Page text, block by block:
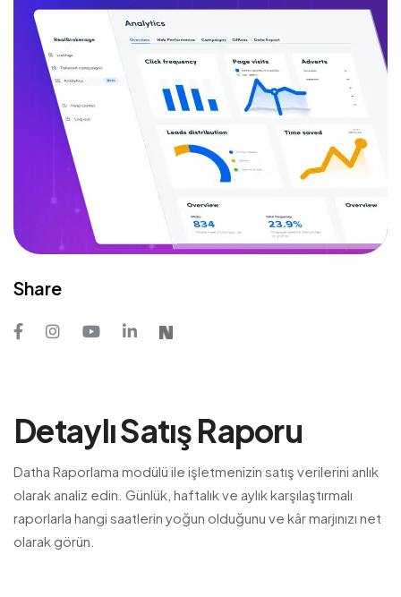
Share
Detaylı Satış Raporu
Datha Raporlama modülü ile işletmenizin satış verilerini anlık
olarak analiz edin. Günlük, haftalık ve aylık karşılaştırmalı
raporlarla hangi saatlerin yoğun olduğunu ve kâr marjınızı net
olarak görün.